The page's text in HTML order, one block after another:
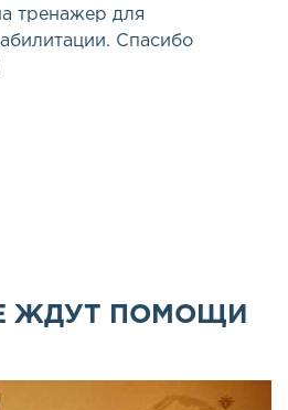
тренажер для
Спасибо
ЖДУТ ПОМОЩИ